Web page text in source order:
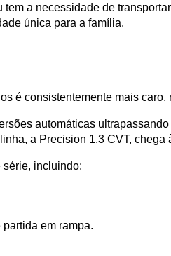
a necessidade de
única para a família.
é consistentemente mais
automáticas
a Precision 1.3 CVT, chega
série, incluindo:
em rampa.